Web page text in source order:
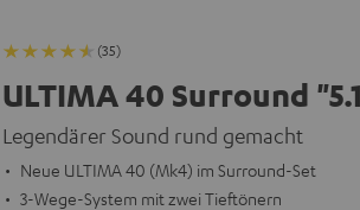
(35)
ULTIMA 40 Surround
Legendärer Sound rund gemacht
Neue ULTIMA 40 (Mk4) im Surround-Set
3-Wege-System mit zwei Tieftönern